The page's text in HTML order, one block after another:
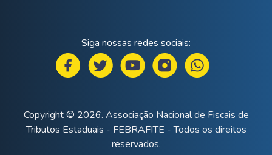
Siga nossas redes sociais:
Copyright © 2026. Associação Nacional de Fiscais de
Tributos Estaduais - FEBRAFITE - Todos os direitos
reservados.